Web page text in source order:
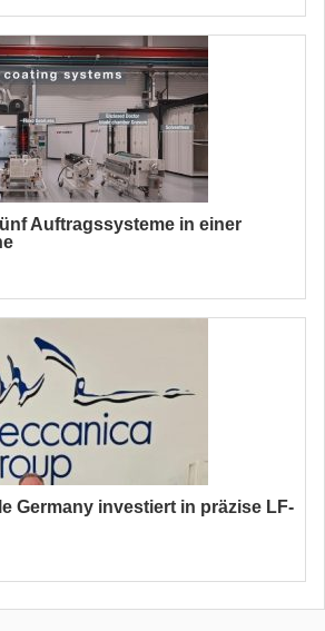
Auftragssysteme in einer
Germany investiert in präzise LF-